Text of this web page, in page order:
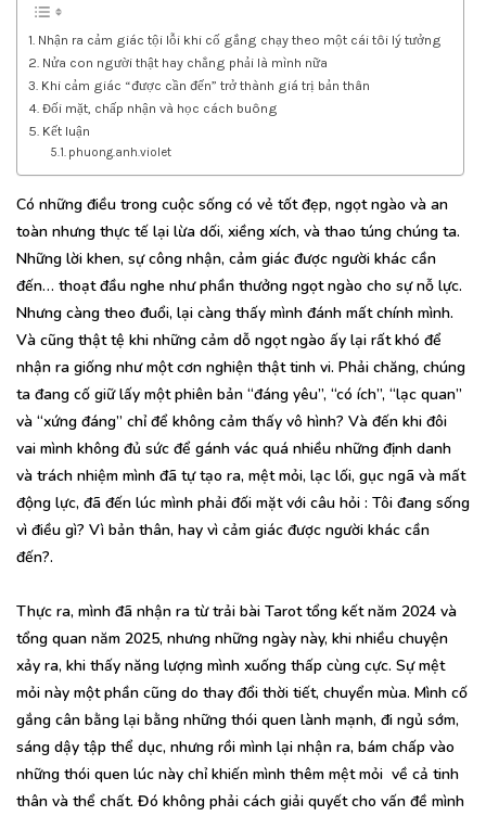
Nhận ra cảm giác tội lỗi khi cố gắng chạy theo một cái tôi lý tưởng
Nửa con người thật hay chẳng phải là mình nữa
Khi cảm giác “được cần đến” trở thành giá trị bản thân
Đối mặt, chấp nhận và học cách buông
Kết luận
phuong.anh.violet
Có những điều trong cuộc sống có vẻ tốt đẹp, ngọt ngào và an
toàn nhưng thực tế lại lừa dối, xiềng xích, và thao túng chúng ta.
Những lời khen, sự công nhận, cảm giác được người khác cần
đến… thoạt đầu nghe như phần thưởng ngọt ngào cho sự nỗ lực.
Nhưng càng theo đuổi, lại càng thấy mình đánh mất chính mình.
Và cũng thật tệ khi những cảm dỗ ngọt ngào ấy lại rất khó để
nhận ra giống như một cơn nghiện thật tinh vi. Phải chăng, chúng
ta đang cố giữ lấy một phiên bản “đáng yêu”, “có ích”, “lạc quan”
và “xứng đáng” chỉ để không cảm thấy vô hình? Và đến khi đôi
vai mình không đủ sức để gánh vác quá nhiều những định danh
và trách nhiệm mình đã tự tạo ra, mệt mỏi, lạc lối, gục ngã và mất
động lực, đã đến lúc mình phải đối mặt với câu hỏi : Tôi đang sống
vì điều gì? Vì bản thân, hay vì cảm giác được người khác cần
đến?.
Thực ra, mình đã nhận ra từ trải bài Tarot tổng kết năm 2024 và
tổng quan năm 2025, nhưng những ngày này, khi nhiều chuyện
xảy ra, khi thấy năng lượng mình xuống thấp cùng cực. Sự mệt
mỏi này một phần cũng do thay đổi thời tiết, chuyển mùa. Mình cố
gắng cân bằng lại bằng những thói quen lành mạnh, đi ngủ sớm,
sáng dậy tập thể dục, nhưng rồi mình lại nhận ra, bám chấp vào
những thói quen lúc này chỉ khiến mình thêm mệt mỏi về cả tinh
thân và thể chất. Đó không phải cách giải quyết cho vấn đề mình